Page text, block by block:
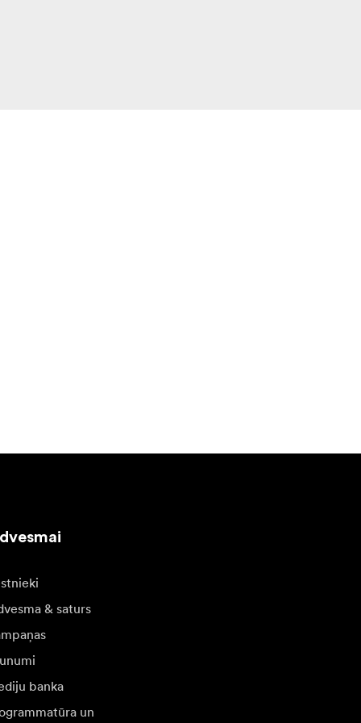
& saturs
banka
un